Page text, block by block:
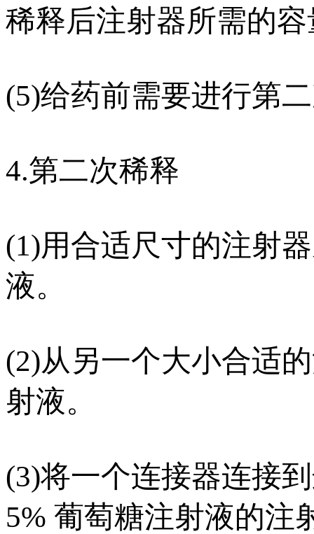
稀释后注射器所需的
(5)给药前需要进行第
4.第二次稀释
(1)用合适尺寸的注射
液。
(2)从另一个大小合适
射液。
(3)将一个连接器连接
5% 葡萄糖注射液的注